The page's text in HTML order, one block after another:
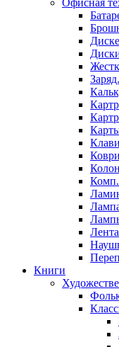
Офисная
Книги